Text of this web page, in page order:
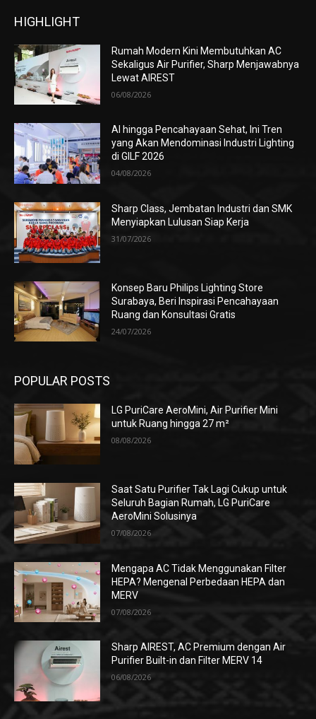
HIGHLIGHT
Rumah Modern Kini Membutuhkan AC
Sekaligus Air Purifier, Sharp Menjawabnya
Lewat AIREST
06/08/2026
AI hingga Pencahayaan Sehat, Ini Tren
yang Akan Mendominasi Industri Lighting
di GILF 2026
04/08/2026
Sharp Class, Jembatan Industri dan SMK
Menyiapkan Lulusan Siap Kerja
31/07/2026
Konsep Baru Philips Lighting Store
Surabaya, Beri Inspirasi Pencahayaan
Ruang dan Konsultasi Gratis
24/07/2026
POPULAR POSTS
LG PuriCare AeroMini, Air Purifier Mini
untuk Ruang hingga 27 m²
08/08/2026
Saat Satu Purifier Tak Lagi Cukup untuk
Seluruh Bagian Rumah, LG PuriCare
AeroMini Solusinya
07/08/2026
Mengapa AC Tidak Menggunakan Filter
HEPA? Mengenal Perbedaan HEPA dan
MERV
07/08/2026
Sharp AIREST, AC Premium dengan Air
Purifier Built-in dan Filter MERV 14
06/08/2026